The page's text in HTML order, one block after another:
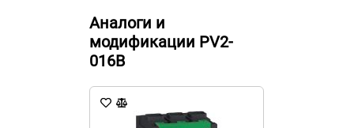
Аналоги и
модификации PV2-
016B